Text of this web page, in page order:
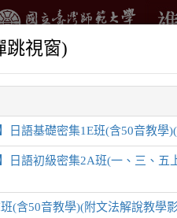
推廣課程 日語系列
跳視窗)
日語基礎密集1E班(含50音教
】日語初級密集2A班(一、三、
(含50音教學)(附文法解說教學